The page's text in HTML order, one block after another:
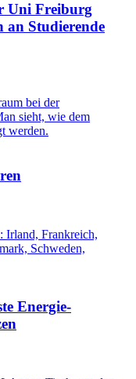
Uni Freiburg
an Studierende
Energie-